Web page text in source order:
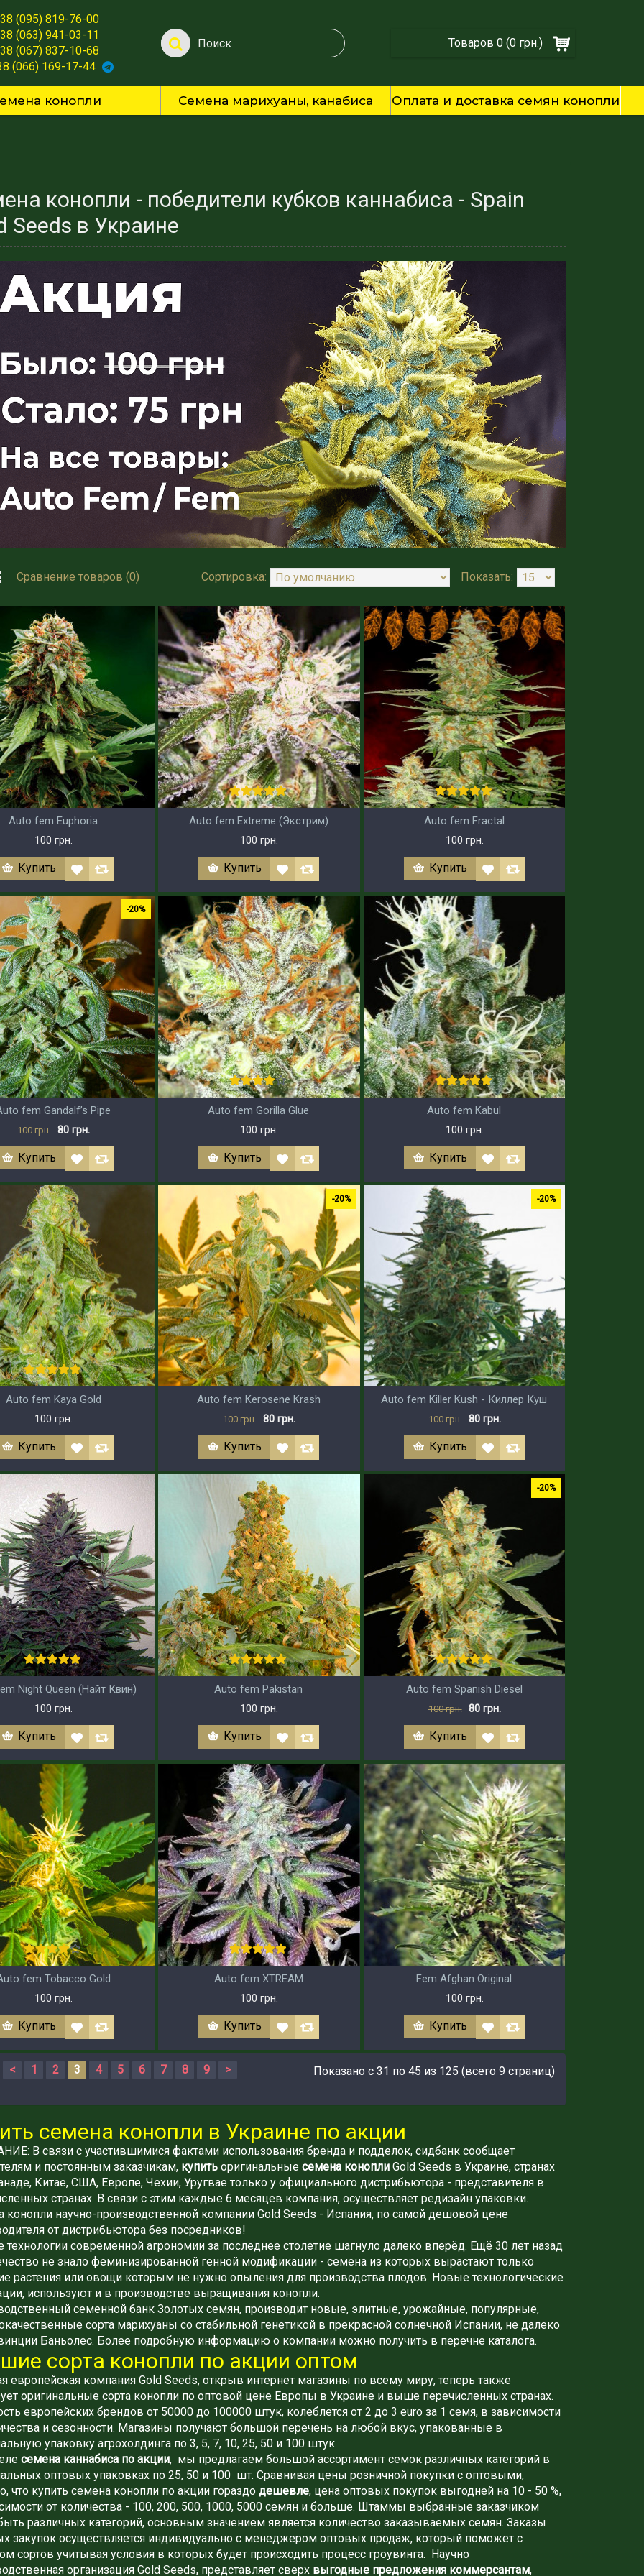
(095) 819-76-00
(063) 941-03-11
(067) 837-10-68
(066) 169-17-44
Товаров 0 (0 грн.)
конопли Семена марихуаны, канабиса Оплата и доставка семян конопли
конопли - победители кубков каннабиса - Spain
Seeds в Украине
Сравнение товаров (0) Показать:
Сортировка:
Auto fem Euphoria
100 грн.
Купить
Auto fem Extreme (Экстрим)
100 грн.
Купить
Auto fem Fractal
100 грн.
Купить
-20%
fem Gandalf’s Pipe
100 грн. 80 грн.
Купить
Auto fem Gorilla Glue
100 грн.
Купить
Auto fem Kabul
100 грн.
Купить
Auto fem Kaya Gold
100 грн.
Купить
-20%
Auto fem Kerosene Krash
100 грн. 80 грн.
Купить
-20%
Auto fem Killer Kush - Киллер Куш
100 грн. 80 грн.
Купить
Night Queen (Найт Квин)
100 грн.
Купить
Auto fem Pakistan
100 грн.
Купить
-20%
Auto fem Spanish Diesel
100 грн. 80 грн.
Купить
fem Tobacco Gold
100 грн.
Купить
Auto fem XTREAM
100 грн.
Купить
Fem Afghan Original
100 грн.
Купить
< 1 2 3 4 5 6 7 8 9 > Показано с 31 по 45 из 125 (всего 9 страниц)
семена конопли в Украине по акции
В связи с участившимися фактами использования бренда и подделок, сидбанк сообщает
и постоянным заказчикам, купить оригинальные семена конопли Gold Seeds в Украине, странах
Китае, США, Европе, Чехии, Уругвае только у официального дистрибьютора - представителя в
странах. В связи с этим каждые 6 месяцев компания, осуществляет редизайн упаковки.
конопли научно-производственной компании Gold Seeds - Испания, по самой дешовой цене
от дистрибьютора без посредников!
технологии современной агрономии за последнее столетие шагнуло далеко вперёд. Ещё 30 лет назад
не знало феминизированной генной модификации - семена из которых вырастают только
растения или овощи которым не нужно опыления для производства плодов. Новые технологические
используют и в производстве выращивания конопли.
семенной банк Золотых семян, производит новые, элитные, урожайные, популярные,
сорта марихуаны со стабильной генетикой в ​​прекрасной солнечной Испании, не далеко
Баньолес. Более подробную информацию о компании можно получить в перечне каталога.
сорта конопли по акции оптом
европейская компания Gold Seeds, открыв интернет магазины по всему миру, теперь также
оригинальные сорта конопли по оптовой цене Европы в Украине и выше перечисленных странах.
европейских брендов от 50000 до 100000 штук, колеблется от 2 до 3 euro за 1 семя, в зависимости
и сезонности. Магазины получают большой перечень на любой вкус, упакованные в
упаковку агрохолдинга по 3, 5, 7, 10, 25, 50 и 100 штук.
семена каннабиса по акции, мы предлагаем большой ассортимент семок различных категорий в
оптовых упаковках по 25, 50 и 100 шт. Сравнивая цены розничной покупки с оптовыми,
что купить семена конопли по акции гораздо дешевле, цена оптовых покупок выгодней на 10 - 50 %,
от количества - 100, 200, 500, 1000, 5000 семян и больше. Штаммы выбранные заказчиком
различных категорий, основным значением является количество заказываемых семян. Заказы
закупок осуществляется индивидуально с менеджером оптовых продаж, который поможет с
сортов учитывая условия в которых будет происходить процесс гроувинга. Научно
организация Gold Seeds, представляет сверх выгодные предложения коммерсантам,